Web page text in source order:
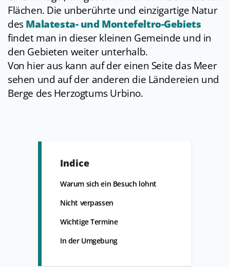
Flächen. Die unberührte und einzigartige Natur
desMalatesta- und Montefeltro-Gebiets
findet man in dieser kleinen Gemeinde und in
den Gebieten weiter unterhalb.
Von hier aus kann auf der einen Seite das Meer
sehen und auf der anderen die Ländereien und
Berge des Herzogtums Urbino.
Indice
Warum sich ein Besuch lohnt
Nicht verpassen
Wichtige Termine
In der Umgebung